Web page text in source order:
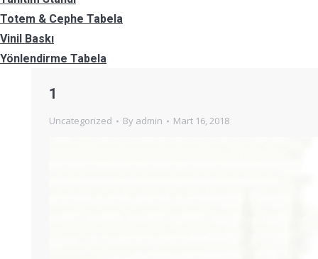
Totem & Cephe Tabela
Vinil Baskı
Yönlendirme Tabela
1
Uncategorized By admin Mart 16, 2018